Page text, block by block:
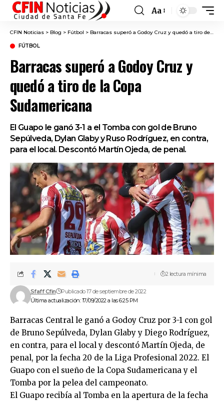
Font
Resizer
Aa
CFIN Noticias > Blog > Fútbol > Barracas superó a Godoy Cruz y quedó a tiro de la Copa Sudamericana
FÚTBOL
Barracas superó a Godoy Cruz y
quedó a tiro de la Copa
Sudamericana
El Guapo le ganó 3-1 a el Tomba con gol de Bruno
Sepúlveda, Dylan Glaby y Ruso Rodríguez, en contra,
para el local. Descontó Martín Ojeda, de penal.
Última actualización: 17/09/2022 a las 6:25 PM
Sfaff Cfin Publicado 17 de septiembre de 2022
2 lectura mínima
Barracas Central le ganó a Godoy Cruz por 3-1 con gol
de Bruno Sepúlveda, Dylan Glaby y Diego Rodríguez,
en contra, para el local y descontó Martín Ojeda, de
penal, por la fecha 20 de la Liga Profesional 2022. El
Guapo con el sueño de la Copa Sudamericana y el
Tomba por la pelea del campeonato.
El Guapo recibía al Tomba en la apertura de la fecha